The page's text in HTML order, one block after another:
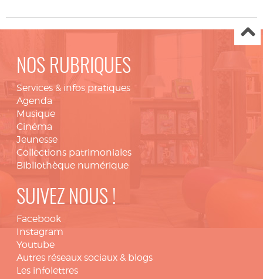
NOS RUBRIQUES
Services & infos pratiques
Agenda
Musique
Cinéma
Jeunesse
Collections patrimoniales
Bibliothèque numérique
SUIVEZ NOUS !
Facebook
Instagram
Youtube
Autres réseaux sociaux & blogs
Les infolettres